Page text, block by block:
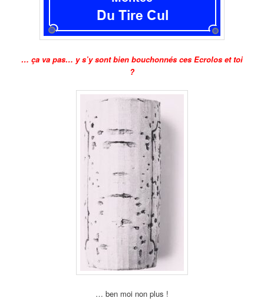
… ça va pas… y s’y sont bien bouchonnés ces Ecrolos et toi
?
… ben moi non plus !